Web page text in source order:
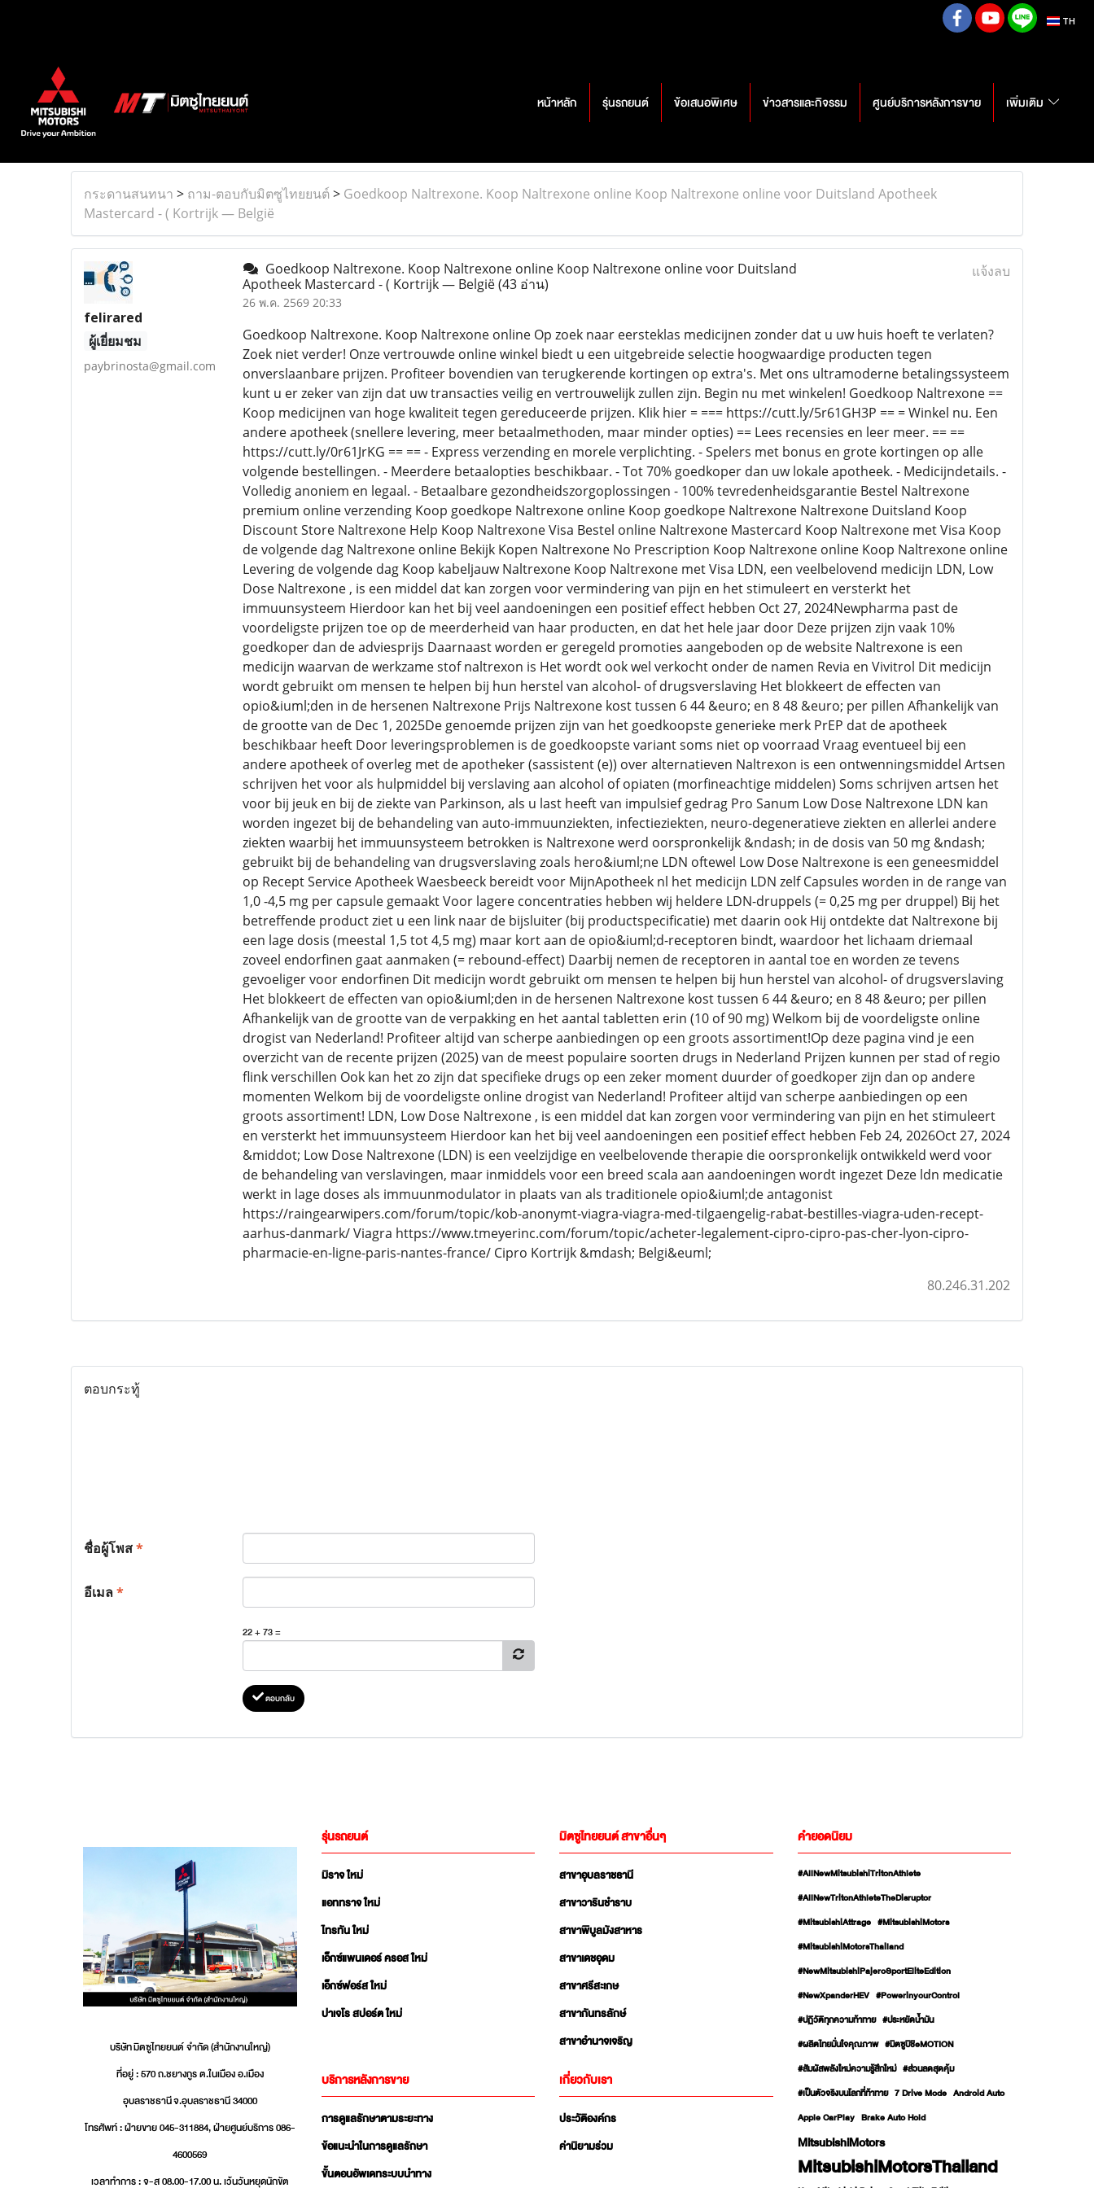
TH
หน้าหลัก รุ่นรถยนต์ ข้อเสนอพิเศษ ข่าวสารและกิจรรม ศูนย์บริการหลังการขาย เพิ่มเติม
กระดานสนทนา > ถาม-ตอบกับมิตซูไทยยนต์ > Goedkoop Naltrexone. Koop Naltrexone online Koop Naltrexone online voor Duitsland Apotheek
Mastercard - ( Kortrijk — België
felirared
ผู้เยี่ยมชม
paybrinosta@gmail.com
Goedkoop Naltrexone. Koop Naltrexone online Koop Naltrexone online voor Duitsland
Apotheek Mastercard - ( Kortrijk — België(43 อ่าน)
26 พ.ค. 2569 20:33
แจ้งลบ
Goedkoop Naltrexone. Koop Naltrexone online Op zoek naar eersteklas medicijnen zonder dat u uw huis hoeft te verlaten?
Zoek niet verder! Onze vertrouwde online winkel biedt u een uitgebreide selectie hoogwaardige producten tegen
onverslaanbare prijzen. Profiteer bovendien van terugkerende kortingen op extra's. Met ons ultramoderne betalingssysteem
kunt u er zeker van zijn dat uw transacties veilig en vertrouwelijk zullen zijn. Begin nu met winkelen! Goedkoop Naltrexone ==
Koop medicijnen van hoge kwaliteit tegen gereduceerde prijzen. Klik hier = === https://cutt.ly/5r61GH3P == = Winkel nu. Een
andere apotheek (snellere levering, meer betaalmethoden, maar minder opties) == Lees recensies en leer meer. == ==
https://cutt.ly/0r61JrKG == == - Express verzending en morele verplichting. - Spelers met bonus en grote kortingen op alle
volgende bestellingen. - Meerdere betaalopties beschikbaar. - Tot 70% goedkoper dan uw lokale apotheek. - Medicijndetails. -
Volledig anoniem en legaal. - Betaalbare gezondheidszorgoplossingen - 100% tevredenheidsgarantie Bestel Naltrexone
premium online verzending Koop goedkope Naltrexone online Koop goedkope Naltrexone Naltrexone Duitsland Koop
Discount Store Naltrexone Help Koop Naltrexone Visa Bestel online Naltrexone Mastercard Koop Naltrexone met Visa Koop
de volgende dag Naltrexone online Bekijk Kopen Naltrexone No Prescription Koop Naltrexone online Koop Naltrexone online
Levering de volgende dag Koop kabeljauw Naltrexone Koop Naltrexone met Visa LDN, een veelbelovend medicijn LDN, Low
Dose Naltrexone , is een middel dat kan zorgen voor vermindering van pijn en het stimuleert en versterkt het
immuunsysteem Hierdoor kan het bij veel aandoeningen een positief effect hebben Oct 27, 2024Newpharma past de
voordeligste prijzen toe op de meerderheid van haar producten, en dat het hele jaar door Deze prijzen zijn vaak 10%
goedkoper dan de adviesprijs Daarnaast worden er geregeld promoties aangeboden op de website Naltrexone is een
medicijn waarvan de werkzame stof naltrexon is Het wordt ook wel verkocht onder de namen Revia en Vivitrol Dit medicijn
wordt gebruikt om mensen te helpen bij hun herstel van alcohol- of drugsverslaving Het blokkeert de effecten van
opio&iuml;den in de hersenen Naltrexone Prijs Naltrexone kost tussen 6 44 &euro; en 8 48 &euro; per pillen Afhankelijk van
de grootte van de Dec 1, 2025De genoemde prijzen zijn van het goedkoopste generieke merk PrEP dat de apotheek
beschikbaar heeft Door leveringsproblemen is de goedkoopste variant soms niet op voorraad Vraag eventueel bij een
andere apotheek of overleg met de apotheker (sassistent (e)) over alternatieven Naltrexon is een ontwenningsmiddel Artsen
schrijven het voor als hulpmiddel bij verslaving aan alcohol of opiaten (morfineachtige middelen) Soms schrijven artsen het
voor bij jeuk en bij de ziekte van Parkinson, als u last heeft van impulsief gedrag Pro Sanum Low Dose Naltrexone LDN kan
worden ingezet bij de behandeling van auto-immuunziekten, infectieziekten, neuro-degeneratieve ziekten en allerlei andere
ziekten waarbij het immuunsysteem betrokken is Naltrexone werd oorspronkelijk &ndash; in de dosis van 50 mg &ndash;
gebruikt bij de behandeling van drugsverslaving zoals hero&iuml;ne LDN oftewel Low Dose Naltrexone is een geneesmiddel
op Recept Service Apotheek Waesbeeck bereidt voor MijnApotheek nl het medicijn LDN zelf Capsules worden in de range van
1,0 -4,5 mg per capsule gemaakt Voor lagere concentraties hebben wij heldere LDN-druppels (= 0,25 mg per druppel) Bij het
betreffende product ziet u een link naar de bijsluiter (bij productspecificatie) met daarin ook Hij ontdekte dat Naltrexone bij
een lage dosis (meestal 1,5 tot 4,5 mg) maar kort aan de opio&iuml;d-receptoren bindt, waardoor het lichaam driemaal
zoveel endorfinen gaat aanmaken (= rebound-effect) Daarbij nemen de receptoren in aantal toe en worden ze tevens
gevoeliger voor endorfinen Dit medicijn wordt gebruikt om mensen te helpen bij hun herstel van alcohol- of drugsverslaving
Het blokkeert de effecten van opio&iuml;den in de hersenen Naltrexone kost tussen 6 44 &euro; en 8 48 &euro; per pillen
Afhankelijk van de grootte van de verpakking en het aantal tabletten erin (10 of 90 mg) Welkom bij de voordeligste online
drogist van Nederland! Profiteer altijd van scherpe aanbiedingen op een groots assortiment!Op deze pagina vind je een
overzicht van de recente prijzen (2025) van de meest populaire soorten drugs in Nederland Prijzen kunnen per stad of regio
flink verschillen Ook kan het zo zijn dat specifieke drugs op een zeker moment duurder of goedkoper zijn dan op andere
momenten Welkom bij de voordeligste online drogist van Nederland! Profiteer altijd van scherpe aanbiedingen op een
groots assortiment! LDN, Low Dose Naltrexone , is een middel dat kan zorgen voor vermindering van pijn en het stimuleert
en versterkt het immuunsysteem Hierdoor kan het bij veel aandoeningen een positief effect hebben Feb 24, 2026Oct 27, 2024
&middot; Low Dose Naltrexone (LDN) is een veelzijdige en veelbelovende therapie die oorspronkelijk ontwikkeld werd voor
de behandeling van verslavingen, maar inmiddels voor een breed scala aan aandoeningen wordt ingezet Deze ldn medicatie
werkt in lage doses als immuunmodulator in plaats van als traditionele opio&iuml;de antagonist
https://raingearwipers.com/forum/topic/kob-anonymt-viagra-viagra-med-tilgaengelig-rabat-bestilles-viagra-uden-recept-
aarhus-danmark/ Viagra https://www.tmeyerinc.com/forum/topic/acheter-legalement-cipro-cipro-pas-cher-lyon-cipro-
pharmacie-en-ligne-paris-nantes-france/ Cipro Kortrijk &mdash; Belgi&euml;
80.246.31.202
ตอบกระทู้
ชื่อผู้โพส*
อีเมล*
22 + 73 =
ตอบกลับ
บริษัท มิตซูไทยยนต์ จำกัด (สำนักงานใหญ่)
ที่อยู่ : 570 ถ.ชยางกูร ต.ในเมือง อ.เมือง
อุบลราชธานี จ.อุบลราชธานี 34000
โทรศัพท์ : ฝ่ายขาย 045-311884, ฝ่ายศูนย์บริการ 086-
4600569
เวลาทำการ : จ-ส 08.00-17.00 น. เว้นวันหยุดนักขัต
รุ่นรถยนต์
มิราจ ใหม่
แอททราจ ใหม่
ไทรทัน ใหม่
เอ็กซ์แพนเดอร์ ครอส ใหม่
เอ็กซ์ฟอร์ส ใหม่
ปาเจโร สปอร์ต ใหม่
มิตซูไทยยนต์ สาขาอื่นๆ
สาขาอุบลราชธานี
สาขาวารินชำราบ
สาขาพิบูลมังสาหาร
สาขาเดชอุดม
สาขาศรีสะเกษ
สาขากันทรลักษ์
สาขาอำนาจเจริญ
บริการหลังการขาย
การดูแลรักษาตามระยะทาง
ข้อแนะนำในการดูแลรักษา
ขั้นตอนอัพเดทระบบนำทาง
เกี่ยวกับเรา
ประวัติองค์กร
ค่านิยามร่วม
คำยอดนิยม
#AllNewMitsubishiTritonAthlete
#AllNewTritonAthleteTheDisruptor
#MitsubishiAttrage #MitsubishiMotors
#MitsubishiMotorsThailand
#NewMitsubishiPajeroSportEliteEdition
#NewXpanderHEV #PowerinyourControl
#ปฏิวัติทุกความท้าทาย #ประหยัดน้ำมัน
#ผลิตไทยมั่นใจคุณภาพ #มิตซูบิชิeMOTION
#สัมผัสพลังใหม่ความรู้สึกใหม่ #ส่วนลดสุดคุ้ม
#เป็นตัวจริงบนโลกที่ท้าทาย 7 Drive Mode Android Auto
Apple CarPlay Brake Auto Hold
MitsubishiMotors
MitsubishiMotorsThailand